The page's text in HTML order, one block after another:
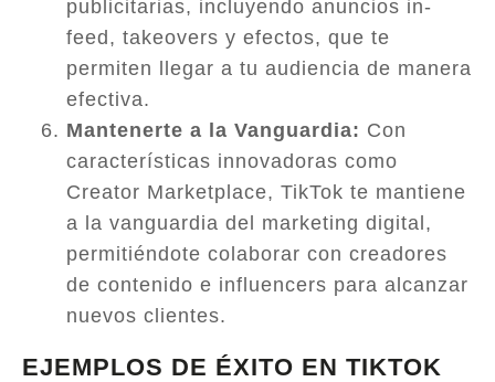
publicitarias, incluyendo anuncios in-
feed, takeovers y efectos, que te
permiten llegar a tu audiencia de manera
efectiva.
Mantenerte a la Vanguardia: Con
características innovadoras como
Creator Marketplace, TikTok te mantiene
a la vanguardia del marketing digital,
permitiéndote colaborar con creadores
de contenido e influencers para alcanzar
nuevos clientes.
EJEMPLOS DE ÉXITO EN TIKTOK